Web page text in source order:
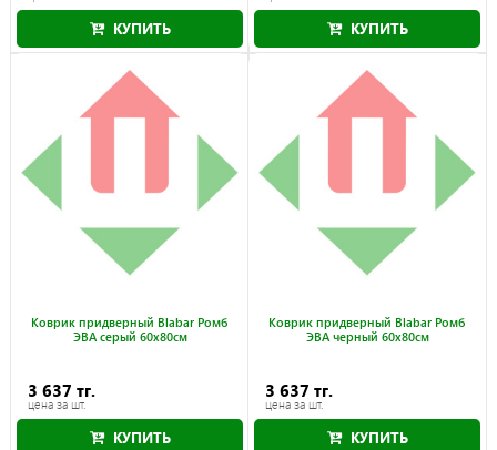
КУПИТЬ КУПИТЬ
Коврик придверный Blabar Ромб
ЭВА серый 60x80см
3 637 тг.
цена за шт.
КУПИТЬ
Коврик придверный Blabar Ромб
ЭВА черный 60x80см
3 637 тг.
цена за шт.
КУПИТЬ